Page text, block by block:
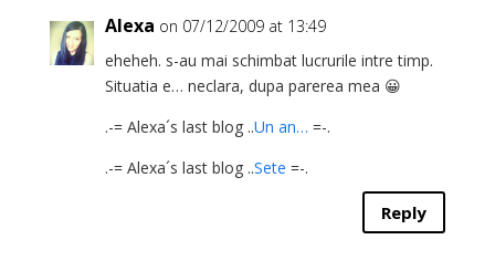
Alexa on 07/12/2009 at 13:49
eheheh. s-au mai schimbat lucrurile intre timp.
Situatia e… neclara, dupa parerea mea 😀
.-= Alexa´s last blog ..Un an… =-.
.-= Alexa´s last blog ..Sete =-.
Reply